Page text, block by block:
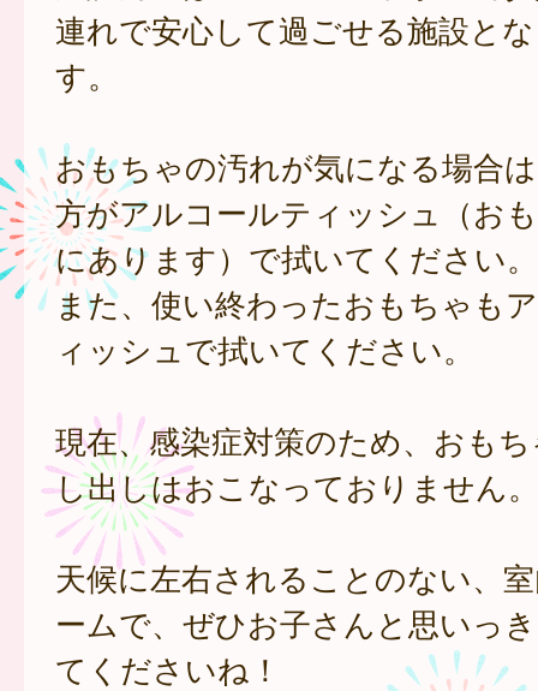
連れで安心して過ごせる施設と
す。
おもちゃの汚れが気になる場合
方がアルコールティッシュ（お
にあります）で拭いてください。
また、使い終わったおもちゃも
ィッシュで拭いてください。
現在、感染症対策のため、おも
し出しはおこなっておりません。
天候に左右されることのない、
ームで、ぜひお子さんと思いっ
てくださいね！